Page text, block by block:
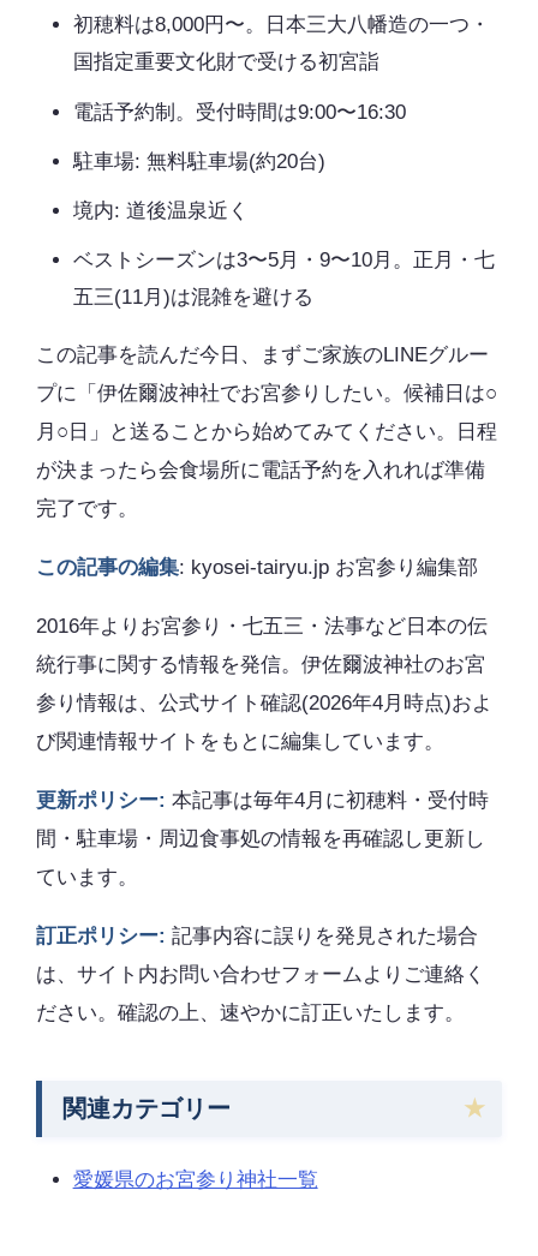
初穂料は8,000円〜。日本三大八幡造の一つ・
国指定重要文化財で受ける初宮詣
電話予約制。受付時間は9:00〜16:30
駐車場: 無料駐車場(約20台)
境内: 道後温泉近く
ベストシーズンは3〜5月・9〜10月。正月・七
五三(11月)は混雑を避ける
この記事を読んだ今日、まずご家族のLINEグルー
プに「伊佐爾波神社でお宮参りしたい。候補日は○
月○日」と送ることから始めてみてください。日程
が決まったら会食場所に電話予約を入れれば準備
完了です。
この記事の編集: kyosei-tairyu.jp お宮参り編集部
2016年よりお宮参り・七五三・法事など日本の伝
統行事に関する情報を発信。伊佐爾波神社のお宮
参り情報は、公式サイト確認(2026年4月時点)およ
び関連情報サイトをもとに編集しています。
更新ポリシー: 本記事は毎年4月に初穂料・受付時
間・駐車場・周辺食事処の情報を再確認し更新し
ています。
訂正ポリシー: 記事内容に誤りを発見された場合
は、サイト内お問い合わせフォームよりご連絡く
ださい。確認の上、速やかに訂正いたします。
関連カテゴリー
愛媛県のお宮参り神社一覧